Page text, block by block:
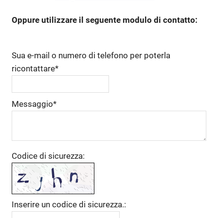
Oppure utilizzare il seguente modulo di contatto:
Sua e-mail o numero di telefono per poterla
ricontattare*
Messaggio*
Codice di sicurezza:
Inserire un codice di sicurezza.: